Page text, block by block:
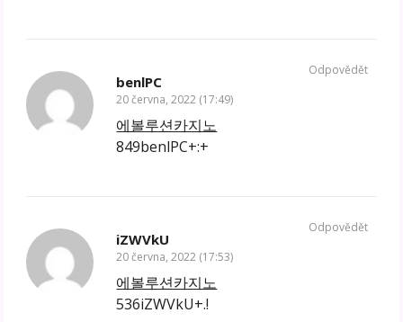
benlPC
20 června, 2022 (17:49)
에볼루션카지노
849benlPC+:+
Odpovědět
iZWVkU
20 června, 2022 (17:53)
에볼루션카지노
536iZWVkU+.!
Odpovědět